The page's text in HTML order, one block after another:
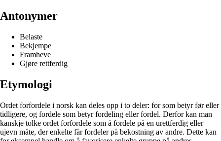
Antonymer
Belaste
Bekjempe
Framheve
Gjøre rettferdig
Etymologi
Ordet forfordele i norsk kan deles opp i to deler: for som betyr før eller
tidligere, og fordele som betyr fordeling eller fordel. Derfor kan man
kanskje tolke ordet forfordele som å fordele på en urettferdig eller
ujevn måte, der enkelte får fordeler på bekostning av andre. Dette kan